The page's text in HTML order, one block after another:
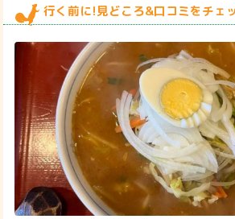
行く前に!見どころ&口コミをチェ